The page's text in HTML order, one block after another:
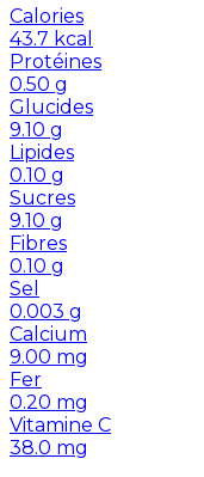
Calories
43.7 kcal
Protéines
0.50 g
Glucides
9.10 g
Lipides
0.10 g
Sucres
9.10 g
Fibres
0.10 g
Sel
0.003 g
Calcium
9.00 mg
Fer
0.20 mg
Vitamine C
38.0 mg